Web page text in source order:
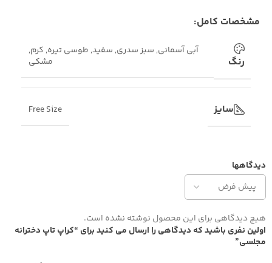
مشخصات کامل:
رنگ
آبی آسمانی, سبز سدری, سفید, طوسی تیره, کرم,
مشکی
سایز Free Size
دیدگاهها
هیچ دیدگاهی برای این محصول نوشته نشده است.
اولین نفری باشید که دیدگاهی را ارسال می کنید برای “کراپ تاپ دخترانه
مجلسی”